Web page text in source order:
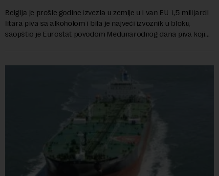
Belgija je prošle godine izvezla u zemlje u i van EU 1,5 milijardi
litara piva sa alkoholom i bila je najveći izvoznik u bloku,
saopštio je Eurostat povodom Međunarodnog dana piva koji